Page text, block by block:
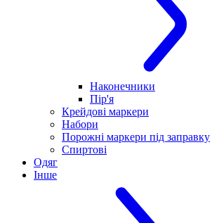
Наконечники
Пір'я
Крейдові маркери
Набори
Порожні маркери під заправку
Спиртові
Одяг
Інше